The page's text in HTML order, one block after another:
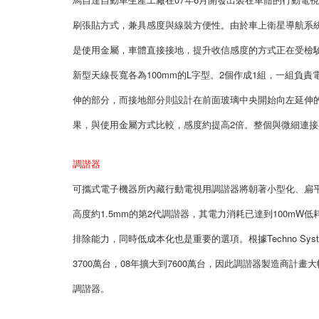
刷張貼方式，兼具感度與線裝方便性。由於車上衛星導航
是使用金屬，車體直接接地，提升收信感度的方式正在受
新型天線長寬各為100mm的L字型。2個作成1組，一組負
伸的部分，而接地部分則設計在前面玻璃中央開始向左延
果，與使用金屬方式比較，感度約提高2倍。整個與微細連
調諧器
可攜式電子機器所內藏行動電視用調諧器將朝著小型化、
高度約1.5mm的第2代調諧器，其電力消耗已達到100mW
排除能力，同時低成本化也是重要的選項。根據Techno
3700萬台，08年擴大到7600萬台，因此調諧器製造商計畫
調諧器。